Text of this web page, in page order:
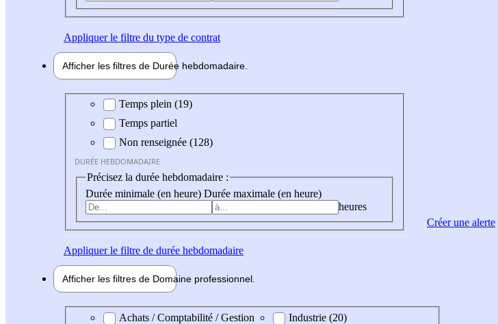
Appliquerle filtre du type de contrat
Afficher les filtres de Durée hebdomadaire
Durée hebdomadaire
Temps plein (19)
Temps partiel
Non renseignée (128)
DURÉE HEBDOMADAIRE
Précisez la durée hebdomadaire :
Durée minimale (en heure) Durée maximale (en heure)
heures
Appliquerle filtre de durée hebdomadaire
Afficher les filtres de Domaine professionnel
Domaine professionel
Achats / Comptabilité / Gestion
Industrie (20)
Créer une alerte